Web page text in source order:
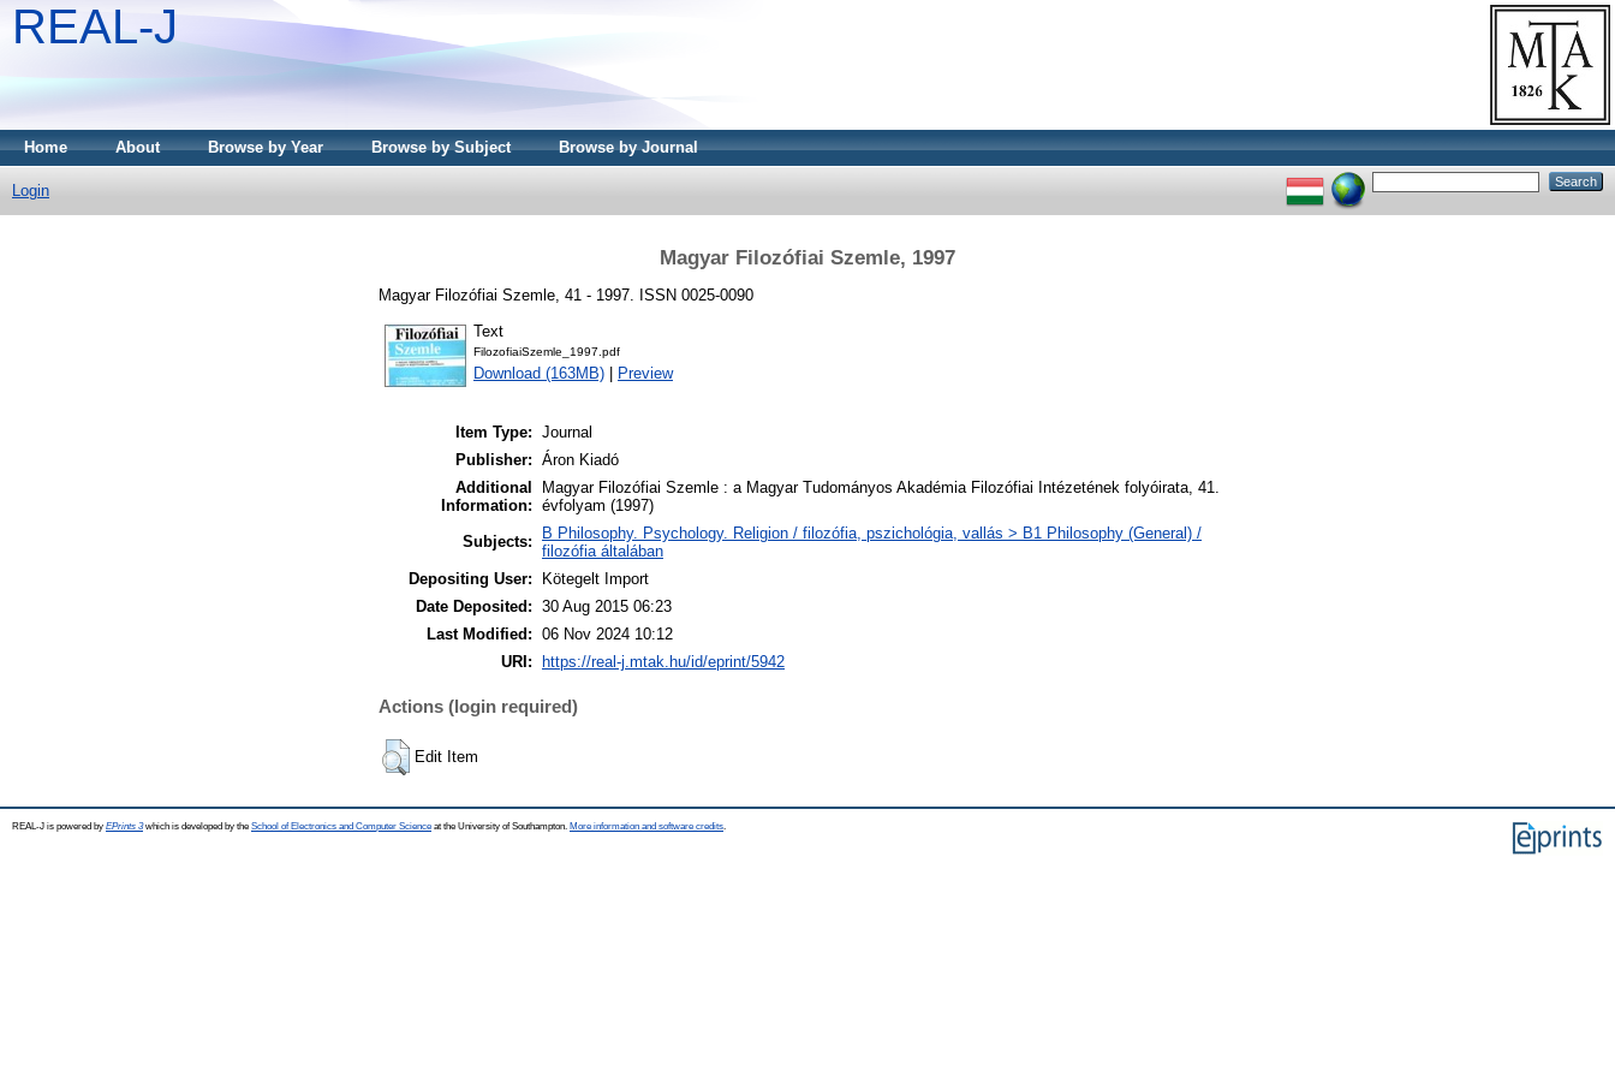
REAL-J
Home About Browse by Year Browse by Subject Browse by Journal
Login
Magyar Filozófiai Szemle, 1997
Magyar Filozófiai Szemle, 41 - 1997. ISSN 0025-0090
Text
FilozofiaiSzemle_1997.pdf
Download (163MB) Preview
Item Type: Journal
Publisher: Áron Kiadó
Additional
Information:
Magyar Filozófiai Szemle : a Magyar Tudományos Akadémia Filozófiai Intézetének folyóirata, 41.
évfolyam (1997)
Subjects:
B Philosophy. Psychology. Religion / filozófia, pszichológia, vallás > B1 Philosophy (General) /
filozófia általában
Depositing User:
Kötegelt Import
Date Deposited: 30 Aug 2015 06:23
Last Modified: 06 Nov 2024 10:12
URI:
https://real-j.mtak.hu/id/eprint/5942
Actions (login required)
Edit Item
REAL-J is powered by EPrints 3which is developed by the School of Electronics and Computer Science at the University of Southampton. More information and software credits